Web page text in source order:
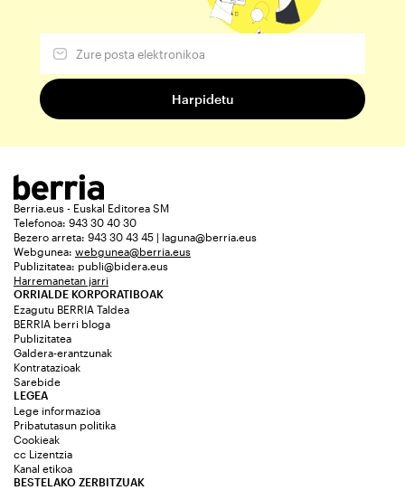
Berria.eus - Euskal Editorea SM
Telefonoa: 943 30 40 30
Bezero arreta: 943 30 43 45 | laguna@berria.eus
Webgunea: webgunea@berria.eus
Publizitatea: publi@bidera.eus
Harremanetan jarri
ORRIALDE KORPORATIBOAK
Ezagutu BERRIA Taldea
BERRIA berri bloga
Publizitatea
Galdera-erantzunak
Kontratazioak
Sarebide
LEGEA
Lege informazioa
Pribatutasun politika
Cookieak
cc Lizentzia
Kanal etikoa
BESTELAKO ZERBITZUAK